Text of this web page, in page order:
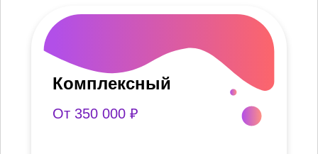
Комплексный
От 350 000 ₽